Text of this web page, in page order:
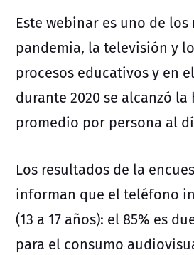
Este webinar es uno de
pandemia, la televisión y
procesos educativos y en
durante 2020 se alcanzó
promedio por persona al
Los resultados de la
informan que el teléfono
(13 a 17 años): el 85% es
para el consumo